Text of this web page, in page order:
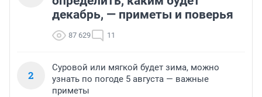
декабрь, — приметы и поверья
87 629 11
2
Суровой или мягкой будет зима, можно
узнать по погоде 5 августа — важные
приметы